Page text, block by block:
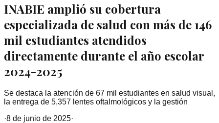
INABIE amplió su cobertura
especializada de salud con más de 146
mil estudiantes atendidos
directamente durante el año escolar
2024-2025
Se destaca la atención de 67 mil estudiantes en salud visual,
la entrega de 5,357 lentes oftalmológicos y la gestión
·8 de junio de 2025·